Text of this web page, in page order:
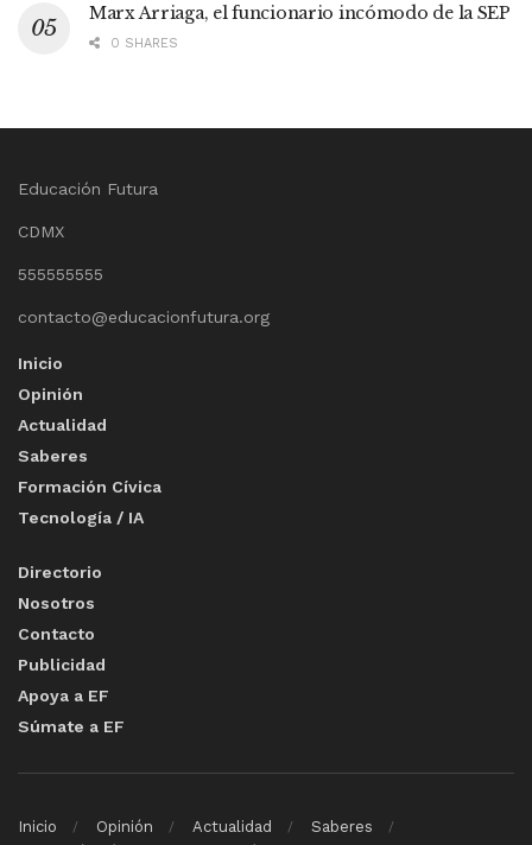
Marx Arriaga, el funcionario incómodo de la SEP
0 SHARES
Educación Futura
CDMX
555555555
contacto@educacionfutura.org
Inicio
Opinión
Actualidad
Saberes
Formación Cívica
Tecnología / IA
Directorio
Nosotros
Contacto
Publicidad
Apoya a EF
Súmate a EF
Inicio Opinión Actualidad
Saberes